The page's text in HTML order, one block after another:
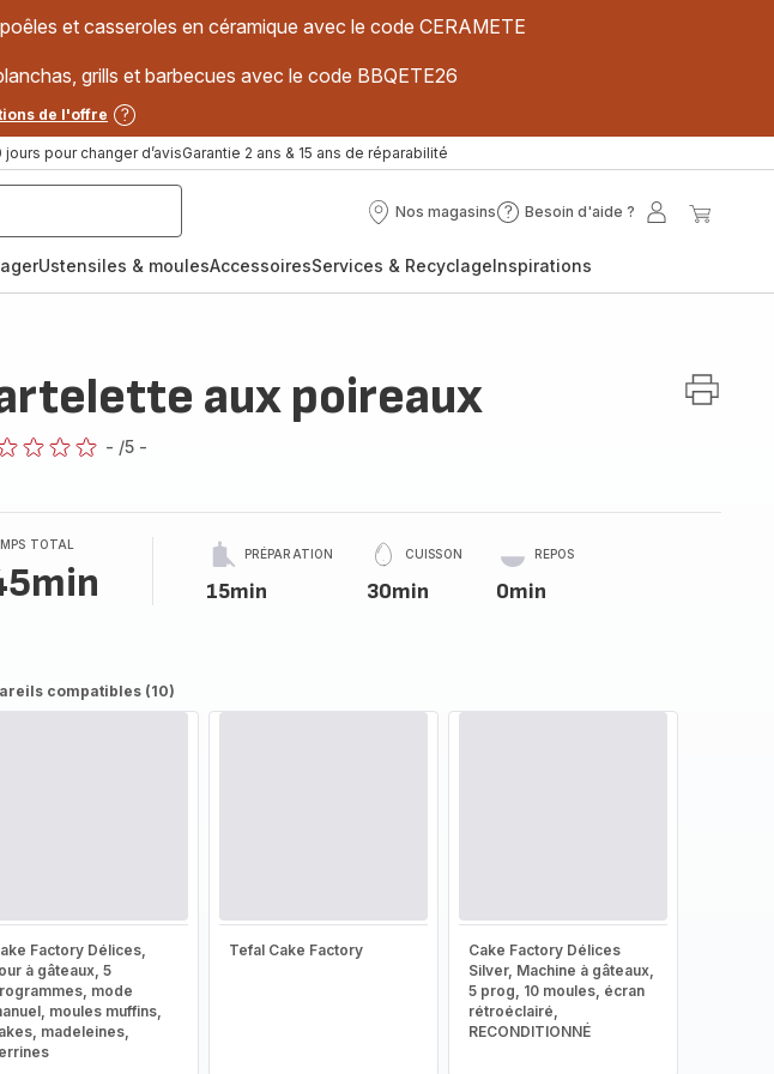
et casseroles en céramique avec le code CERAMETE
grills et barbecues avec le code BBQETE26
de l'offre
jours pour changer d’avisGarantie 2 ans & 15 ans de réparabilité
Nos magasins
Nos
Besoin d'aide ?
Besoin
?
Mon
Ustensiles & moulesAccessoiresServices & RecyclageInspirations
aux poireaux
- /5 -
TOTAL
PRÉPARATION
15min
CUISSON
30min
REPOS
0min
compatibles (10)
Factory Délices,
à gâteaux, 5
mode
moules muffins,
madeleines,
Tefal Cake Factory
Cake Factory Délices
Silver, Machine à gâteaux,
5 prog, 10 moules, écran
rétroéclairé,
RECONDITIONNÉ